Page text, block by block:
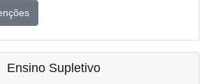
Ensino Supletivo